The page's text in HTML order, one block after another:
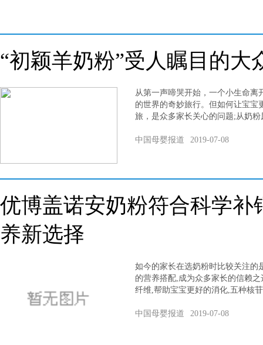
“初颖羊奶粉”受人瞩目的大
从第一声啼哭开始，一个小生命离
的世界的奇妙旅行。但如何让宝宝
旅，是众多家长关心的问题;从奶
中国母婴报道 2019-07-08
优博盖诺安奶粉符合科学补
养新选择
如今的家长在选奶粉时比较关注的
的营养搭配,成为众多家长的信赖
纤维,帮助宝宝更好的消化,五种核
中国母婴报道 2019-07-08